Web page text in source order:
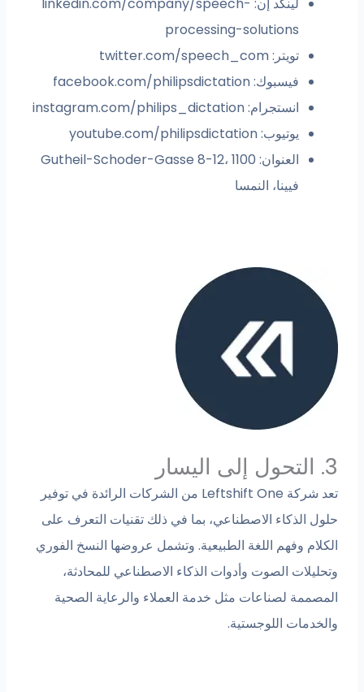
لينكد إن: linkedin.com/company/speech-
processing-solutions
تويتر: twitter.com/speech_com
فيسبوك: facebook.com/philipsdictation
انستجرام: instagram.com/philips_dictation
يوتيوب: youtube.com/philipsdictation
العنوان: Gutheil-Schoder-Gasse 8-12، 1100
فيينا، النمسا
3. التحول إلى اليسار
تعد شركة Leftshift One من الشركات الرائدة في توفير
حلول الذكاء الاصطناعي، بما في ذلك تقنيات التعرف على
الكلام وفهم اللغة الطبيعية. وتشمل عروضها النسخ الفوري
وتحليلات الصوت وأدوات الذكاء الاصطناعي للمحادثة،
المصممة لصناعات مثل خدمة العملاء والرعاية الصحية
والخدمات اللوجستية.